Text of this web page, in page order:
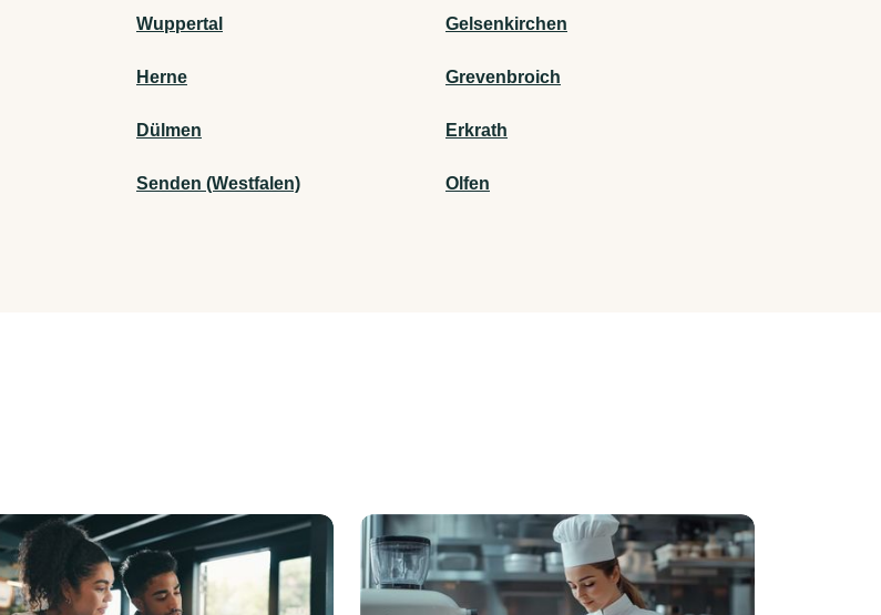
Wuppertal Gelsenkirchen
Herne Grevenbroich
Dülmen Erkrath
Senden (Westfalen) Olfen